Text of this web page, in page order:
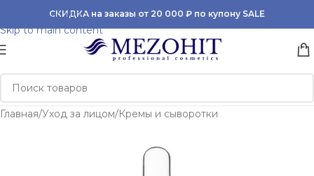
Skip to navigation
Skip to main content
СКИДКА на заказы от 20 000 ₽ по купону SALE
Главная/Уход за лицом/Кремы и сыворотки